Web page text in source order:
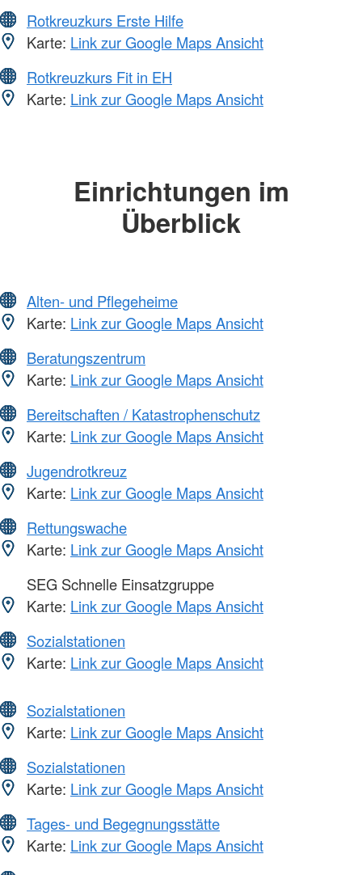
Rotkreuzkurs Erste Hilfe
Karte: Link zur Google Maps Ansicht
Rotkreuzkurs Fit in EH
Karte: Link zur Google Maps Ansicht
Einrichtungen im
Überblick
Alten- und Pflegeheime
Karte: Link zur Google Maps Ansicht
Beratungszentrum
Karte: Link zur Google Maps Ansicht
Bereitschaften / Katastrophenschutz
Karte: Link zur Google Maps Ansicht
Jugendrotkreuz
Karte: Link zur Google Maps Ansicht
Rettungswache
Karte: Link zur Google Maps Ansicht
SEG Schnelle Einsatzgruppe
Karte: Link zur Google Maps Ansicht
Sozialstationen
Karte: Link zur Google Maps Ansicht
Sozialstationen
Karte: Link zur Google Maps Ansicht
Sozialstationen
Karte: Link zur Google Maps Ansicht
Tages- und Begegnungsstätte
Karte: Link zur Google Maps Ansicht